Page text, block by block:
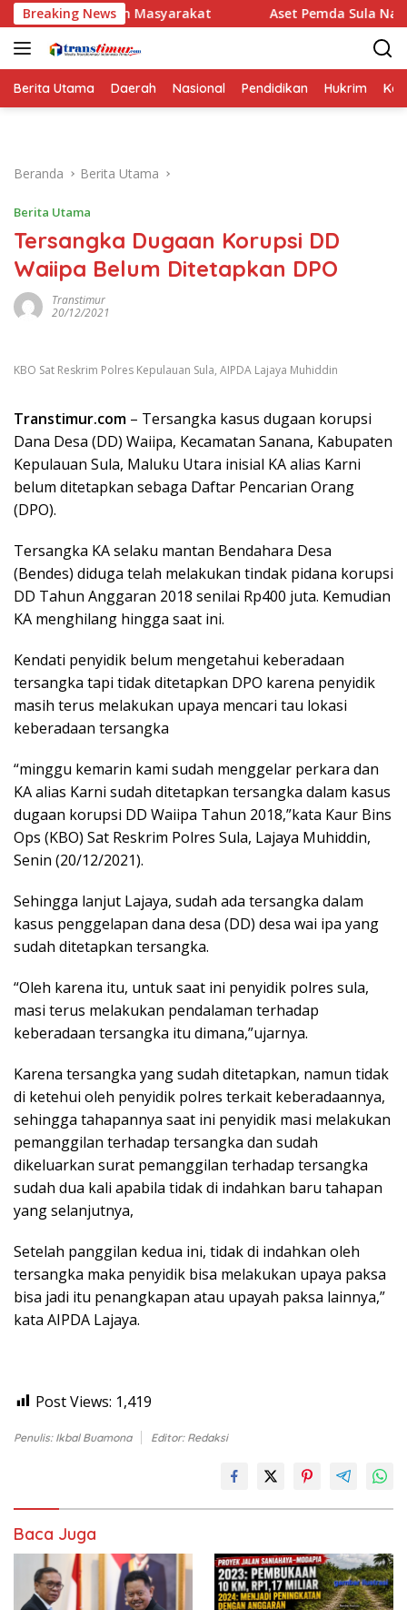
Langsung
ke
konten
Breaking News
Masyarakat Aset Pemda Sula Naik Jadi Rp461,06
Berita Utama Daerah Nasional Pendidikan Hukrim
Beranda Berita Utama
Berita Utama
Tersangka Dugaan Korupsi DD
Waiipa Belum Ditetapkan DPO
Transtimur
20/12/2021
KBO Sat Reskrim Polres Kepulauan Sula, AIPDA Lajaya Muhiddin
Transtimur.com – Tersangka kasus dugaan korupsi
Dana Desa (DD) Waiipa, Kecamatan Sanana, Kabupaten
Kepulauan Sula, Maluku Utara inisial KA alias Karni
belum ditetapkan sebaga Daftar Pencarian Orang
(DPO).
Tersangka KA selaku mantan Bendahara Desa
(Bendes) diduga telah melakukan tindak pidana korupsi
DD Tahun Anggaran 2018 senilai Rp400 juta. Kemudian
KA menghilang hingga saat ini.
Kendati penyidik belum mengetahui keberadaan
tersangka tapi tidak ditetapkan DPO karena penyidik
masih terus melakukan upaya mencari tau lokasi
keberadaan tersangka
“minggu kemarin kami sudah menggelar perkara dan
KA alias Karni sudah ditetapkan tersangka dalam kasus
dugaan korupsi DD Waiipa Tahun 2018,”kata Kaur Bins
Ops (KBO) Sat Reskrim Polres Sula, Lajaya Muhiddin,
Senin (20/12/2021).
Sehingga lanjut Lajaya, sudah ada tersangka dalam
kasus penggelapan dana desa (DD) desa wai ipa yang
sudah ditetapkan tersangka.
“Oleh karena itu, untuk saat ini penyidik polres sula,
masi terus melakukan pendalaman terhadap
keberadaan tersangka itu dimana,”ujarnya.
Karena tersangka yang sudah ditetapkan, namun tidak
di ketehui oleh penyidik polres terkait keberadaannya,
sehingga tahapannya saat ini penyidik masi melakukan
pemanggilan terhadap tersangka dan sudah
dikeluarkan surat pemanggilan terhadap tersangka
sudah dua kali apabila tidak di indahkan baru tahapan
yang selanjutnya,
Setelah panggilan kedua ini, tidak di indahkan oleh
tersangka maka penyidik bisa melakukan upaya paksa
bisa jadi itu penangkapan atau upayah paksa lainnya,”
kata AIPDA Lajaya.
Post Views: 1,419
Penulis: Ikbal Buamona Editor: Redaksi
Baca Juga